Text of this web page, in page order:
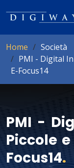
Home
Società
PMI - Digital
E-Focus14
PMI -
Piccole
Focus14.